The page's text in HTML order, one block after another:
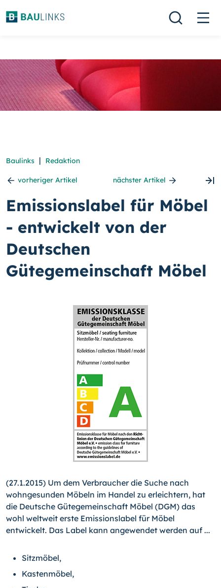
Baulinks | Redaktion
vorheriger Artikel nächster Artikel
Emissionslabel für Möbel
- entwickelt von der
Deutschen
Gütegemeinschaft Möbel
(27.1.2015) Um dem Verbraucher die Suche nach
wohngesun­den Möbeln im Handel zu erleichtern, hat
die Deutsche Güte­gemeinschaft Möbel (DGM) das
wohl weltweit erste Emissions­label für Möbel
entwickelt. Das Label kann angewendet werden auf ...
Sitzmöbel,
Kastenmöbel,